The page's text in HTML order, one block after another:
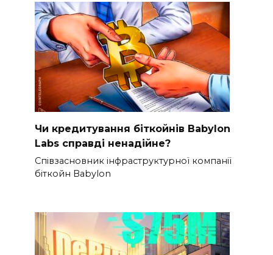
Чи кредитування біткойнів Babylon
Labs справді ненадійне?
Співзасновник інфраструктурної компанії
біткойн Babylon